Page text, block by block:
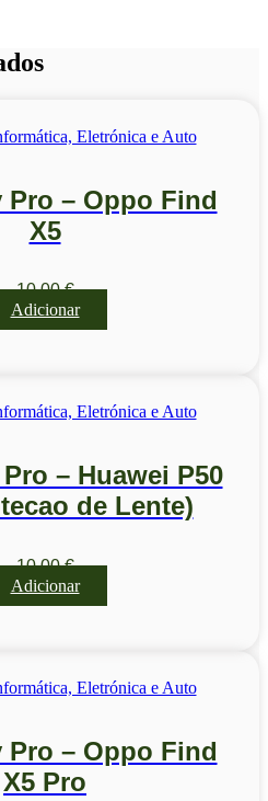
Pro – Oppo Find
X5
10,00€
Adicionar
– Huawei P50
de Lente)
10,00€
Adicionar
Pro – Oppo Find
X5 Pro